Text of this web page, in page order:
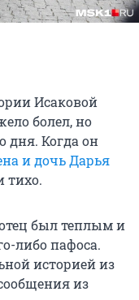
Исаковой
болел, но
дня. Когда он
и дочь Дарья
тихо.
был теплым и
либо пафоса.
историей из
из